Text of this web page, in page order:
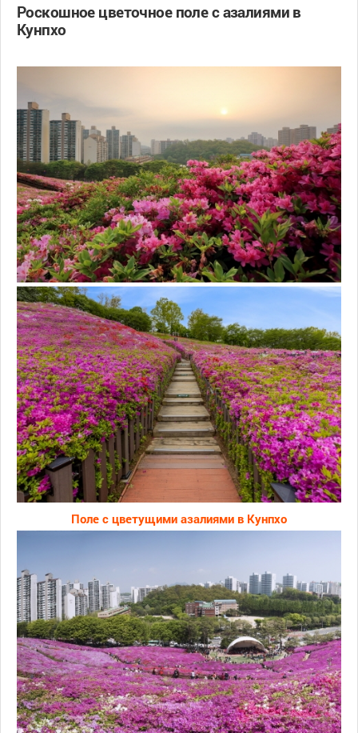
Роскошное цветочное поле с азалиями в
Кунпхо
Поле с цветущими азалиями в Кунпхо